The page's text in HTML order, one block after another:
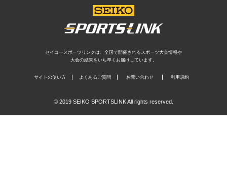
セイコースポーツリンクは、全国で開催されるスポーツ大会情報や
大会の結果をいち早くお届けしています。
サイトの使い方 よくあるご質問 お問い合わせ 利用規約
© 2019 SEIKO SPORTSLINK All rights reserved.